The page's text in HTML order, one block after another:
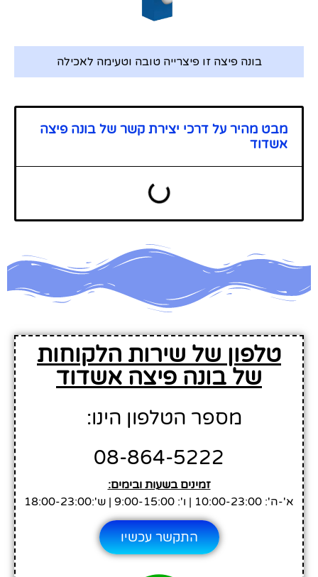
בונה פיצה זו פיצרייה טובה וטעימה לאכילה
מבט מהיר על דרכי יצירת קשר של בונה פיצה
אשדוד
טלפון של שירות הלקוחות
של בונה פיצה אשדוד
מספר הטלפון הינו:
08-864-5222
זמינים בשעות ובימים:
א'-ה': 10:00-23:00 | ו': 9:00-15:00 | ש':18:00-23:00
התקשר עכשיו